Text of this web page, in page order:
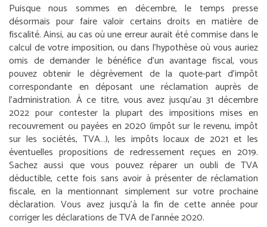
Puisque nous sommes en décembre, le temps presse
désormais pour faire valoir certains droits en matière de
fiscalité. Ainsi, au cas où une erreur aurait été commise dans le
calcul de votre imposition, ou dans l’hypothèse où vous auriez
omis de demander le bénéfice d’un avantage fiscal, vous
pouvez obtenir le dégrèvement de la quote-part d’impôt
correspondante en déposant une réclamation auprès de
l’administration. À ce titre, vous avez jusqu’au 31 décembre
2022 pour contester la plupart des impositions mises en
recouvrement ou payées en 2020 (impôt sur le revenu, impôt
sur les sociétés, TVA…), les impôts locaux de 2021 et les
éventuelles propositions de redressement reçues en 2019.
Sachez aussi que vous pouvez réparer un oubli de TVA
déductible, cette fois sans avoir à présenter de réclamation
fiscale, en la mentionnant simplement sur votre prochaine
déclaration. Vous avez jusqu’à la fin de cette année pour
corriger les déclarations de TVA de l’année 2020.